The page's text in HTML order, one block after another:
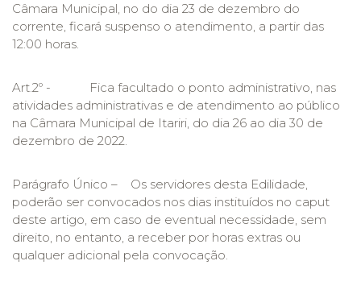
Câmara Municipal, no do dia 23 de dezembro do
corrente, ficará suspenso o atendimento, a partir das
12:00 horas.
Art.2º - Fica facultado o ponto administrativo, nas
atividades administrativas e de atendimento ao público
na Câmara Municipal de Itariri, do dia 26 ao dia 30 de
dezembro de 2022.
Parágrafo Único – Os servidores desta Edilidade,
poderão ser convocados nos dias instituídos no caput
deste artigo, em caso de eventual necessidade, sem
direito, no entanto, a receber por horas extras ou
qualquer adicional pela convocação.